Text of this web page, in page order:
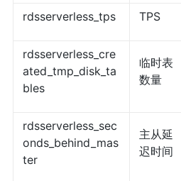
rdsserverless_tps TPS
rdsserverless_cre
ated_tmp_disk_ta
bles
临时表
数量
rdsserverless_sec
onds_behind_mas
ter
主从延
迟时间